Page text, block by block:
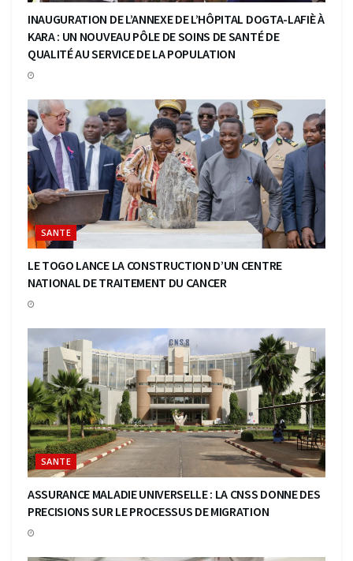
INAUGURATION DE L’ANNEXE DE L’HÔPITAL DOGTA-LAFIÈ À
KARA : UN NOUVEAU PÔLE DE SOINS DE SANTÉ DE
QUALITÉ AU SERVICE DE LA POPULATION
SANTE
LE TOGO LANCE LA CONSTRUCTION D’UN CENTRE
NATIONAL DE TRAITEMENT DU CANCER
SANTE
ASSURANCE MALADIE UNIVERSELLE : LA CNSS DONNE DES
PRECISIONS SUR LE PROCESSUS DE MIGRATION